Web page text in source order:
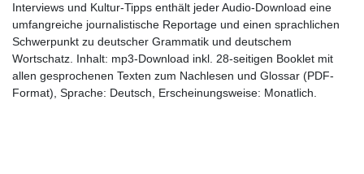
Interviews und Kultur-Tipps enthält jeder Audio-Download eine
umfangreiche journalistische Reportage und einen sprachlichen
Schwerpunkt zu deutscher Grammatik und deutschem
Wortschatz. Inhalt: mp3-Download inkl. 28-seitigen Booklet mit
allen gesprochenen Texten zum Nachlesen und Glossar (PDF-
Format), Sprache: Deutsch, Erscheinungsweise: Monatlich.